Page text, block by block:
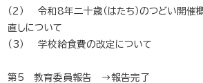
（2） 令和8年二十歳（はたち）のつどい開催
直しについて
（3） 学校給食費の改定について
第5 教育委員報告 →報告完了